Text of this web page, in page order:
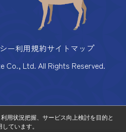
ー利用規約サイトマップ
Co., Ltd. All Rights Reserved.
用状況把握、サービス向上検討を目的と
ています。